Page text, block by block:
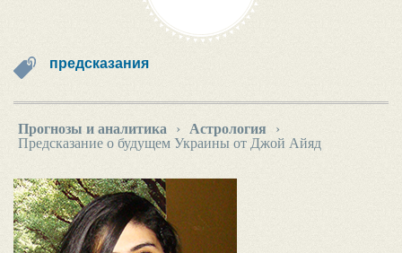
предсказания
Прогнозы и аналитика › Астрология
›
Предсказание о будущем Украины от Джой Айяд